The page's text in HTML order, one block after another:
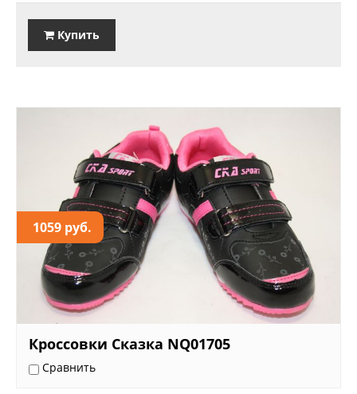
Купить
1059 руб.
Кроссовки Сказка NQ01705
Сравнить